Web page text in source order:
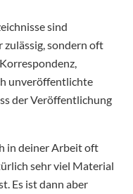
sind
sondern oft
unveröffentlichte
der Veröffentlichung
in deiner Arbeit oft
sehr viel Material
Es ist dann aber